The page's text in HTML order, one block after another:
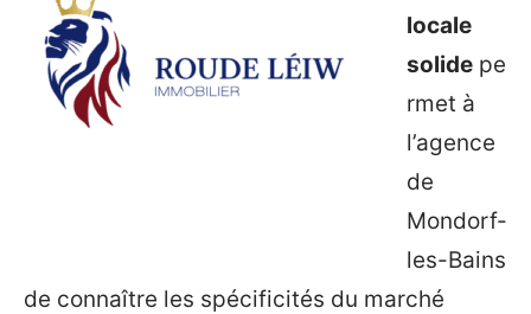
locale
solidepe
rmet à
l’agence
de
Mondorf-
les-Bains
de connaître les spécificités du marché